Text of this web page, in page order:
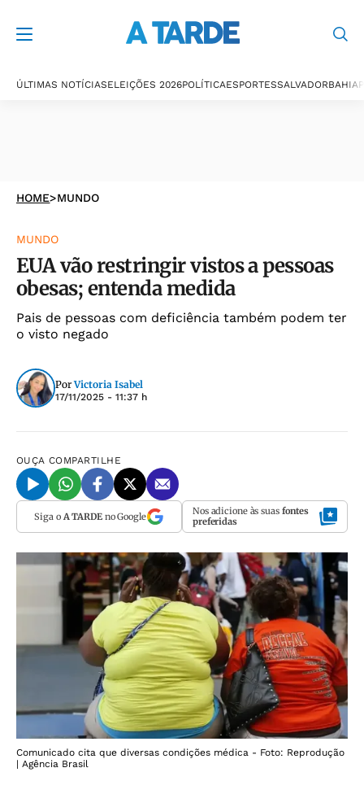
ÚLTIMAS NOTÍCIASELEIÇÕES 2026POLÍTICAESPORTESSALVADORBAHIA
HOME>MUNDO
MUNDO
EUA vão restringir vistos a pessoas
obesas; entenda medida
Pais de pessoas com deficiência também podem ter
o visto negado
Por Victoria Isabel
17/11/2025 - 11:37 h
OUÇA COMPARTILHE
Siga o A TARDEno Google Nos adicione às suas fontes
preferidas
Comunicado cita que diversas condições médica - Foto: Reprodução
| Agência Brasil